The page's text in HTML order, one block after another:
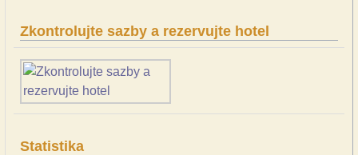
Zkontrolujte sazby a rezervujte hotel
Statistika